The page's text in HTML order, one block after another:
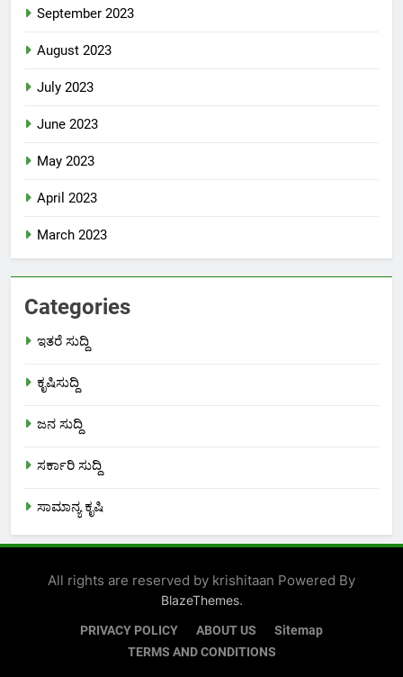
September 2023
August 2023
July 2023
June 2023
May 2023
April 2023
March 2023
Categories
ಇತರೆ ಸುದ್ದಿ
ಕೃಷಿಸುದ್ದಿ
ಜನ ಸುದ್ದಿ
ಸರ್ಕಾರಿ ಸುದ್ದಿ
ಸಾಮಾನ್ಯ ಕೃಷಿ
All rights are reserved by krishitaan Powered By
BlazeThemes.
PRIVACY POLICY ABOUT US
Sitemap
TERMS AND CONDITIONS